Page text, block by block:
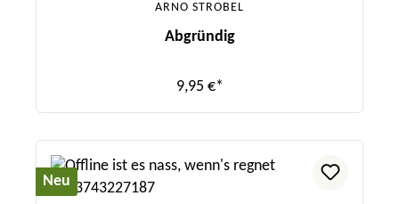
ARNO STROBEL
Abgründig
9,95 €*
Neu